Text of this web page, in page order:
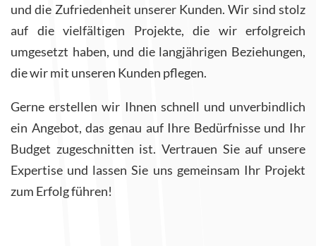
und die Zufriedenheit unserer Kunden. Wir sind stolz
auf die vielfältigen Projekte, die wir erfolgreich
umgesetzt haben, und die langjährigen Beziehungen,
die wir mit unseren Kunden pflegen.
Gerne erstellen wir Ihnen schnell und unverbindlich
ein Angebot, das genau auf Ihre Bedürfnisse und Ihr
Budget zugeschnitten ist. Vertrauen Sie auf unsere
Expertise und lassen Sie uns gemeinsam Ihr Projekt
zum Erfolg führen!